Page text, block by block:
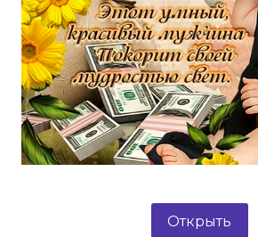
Открыть